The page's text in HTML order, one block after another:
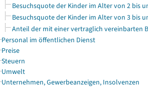
Besuchsquote der Kinder im Alter von 2 bis
Besuchsquote der Kinder im Alter von 3 bis
Anteil der mit einer vertraglich vereinbarten
Personal im öffentlichen Dienst
Preise
Steuern
Umwelt
Unternehmen, Gewerbeanzeigen, Insolvenzen